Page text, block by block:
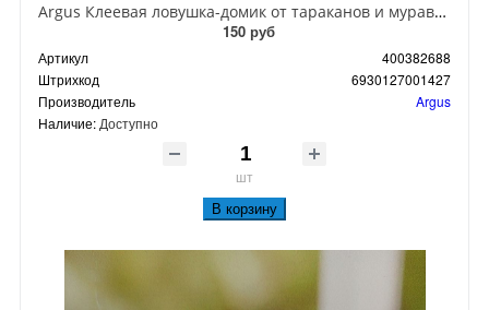
Argus Клеевая ловушка-домик от тараканов и муравьев
150 руб
Артикул
400382688
Штрихкод
6930127001427
Производитель
Argus
Наличие: Доступно
шт
В корзину